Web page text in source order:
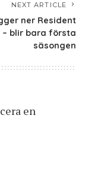
NEXT ARTICLE
ner Resident
– blir bara första
säsongen
en